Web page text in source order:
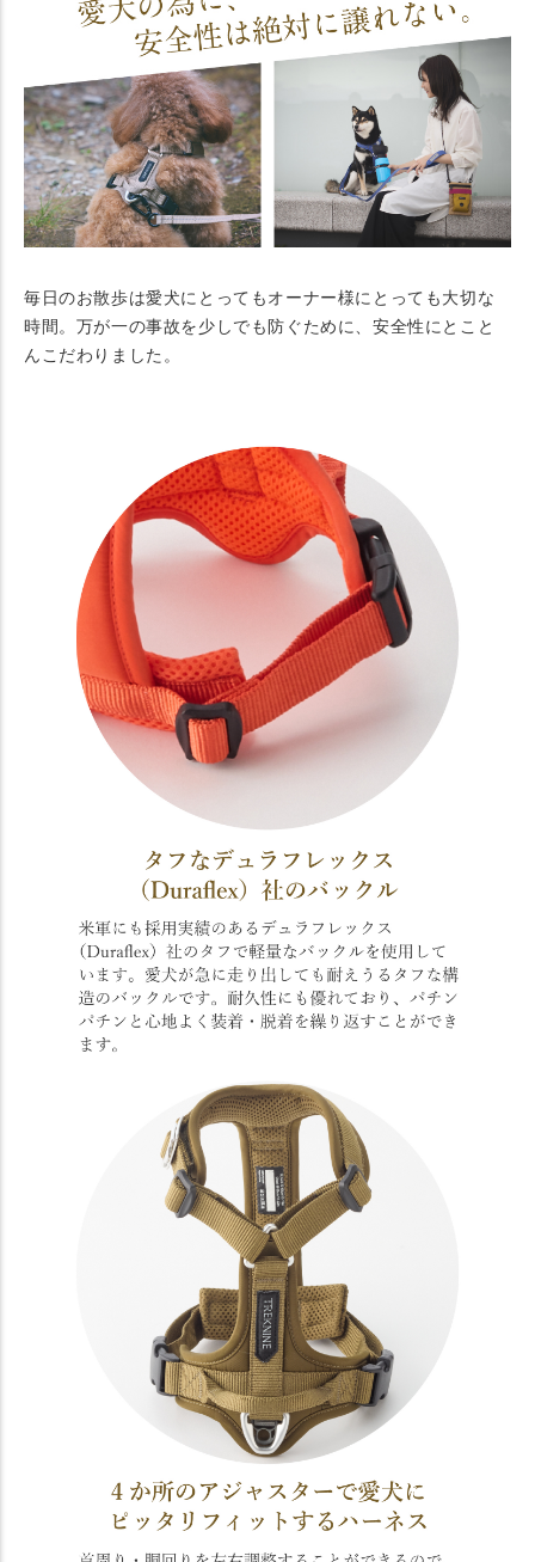
毎日のお散歩は愛犬にとってもオーナー様にとっても大切な
時間。万が一の事故を少しでも防ぐために、安全性にとこと
んこだわりました。